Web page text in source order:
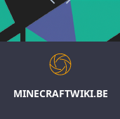
MINECRAFTWIKI.BE